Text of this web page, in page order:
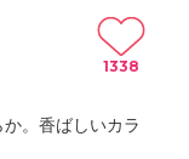
。香ばしいカラ
1338